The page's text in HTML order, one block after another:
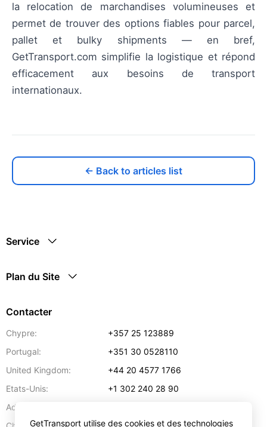
la relocation de marchandises volumineuses et
permet de trouver des options fiables pour parcel,
pallet et bulky shipments — en bref,
GetTransport.com simplifie la logistique et répond
efficacement aux besoins de transport
internationaux.
← Back to articles list
Service
Plan du Site
Contacter
Chypre:
+357 25 123889
Portugal:
+351 30 0528110
United Kingdom:
+44 20 4577 1766
Etats-Unis:
+1 302 240 28 90
Adresse:
57 Spyrou Kyprianou,Larnaca 6051
GetTransport utilise des cookies et des technologies